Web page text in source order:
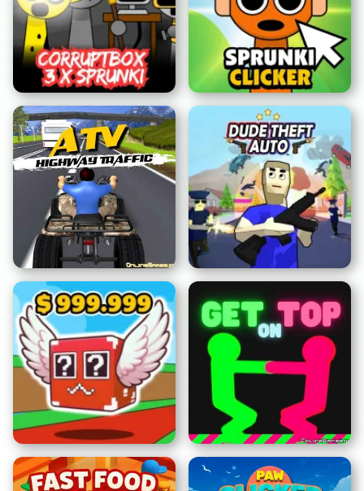
Chill Guy Clicker 3D
Destrucción de Figuras
de Palo
Corruptbox 3 x Sprunki Sprunki Clicker
Tráfico en la Autopista
con ATV
Dude Theft Auto